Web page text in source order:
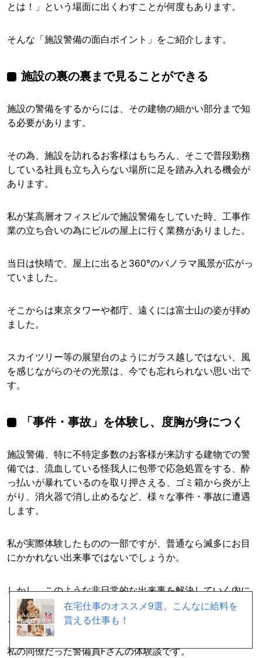
とは！」という場面に出くわすことが何度もあります。
そんな「施設警備の面白ポイント」をご紹介します。
施設の裏の裏まで見ることができる
施設の警備をするからには、その建物の細かい部分まで知
る必要があります。
その為、施設を訪れるお客様はもちろん、そこで普段勤務
している社員も立ち入らない場所に足を踏み入れる機会が
あります。
私が某高層オフィスビルで施設警備をしていた時、工事作
業の立ち合いの為にビルの屋上に行く業務がありました。
当日は快晴で、屋上に出ると360°のパノラマ風景が広がっ
ていました。
そこからは東京タワーや都庁、遠くには富士山の姿が拝め
ました。
スカイツリー等の展望台のようにガラス越しではない、風
を感じながらのその光景は、今でも忘れられない思い出で
す。
「事件・事故」を体験し、度胸が身につく
施設警備、特に不特定多数のお客様が来訪する建物での警
備では、流血している怪我人に包帯で応急処置をする、酔
っ払いが暴れているのを取り押さえる、ゴミ箱から炎が上
がり、消火器で消し止めるなど、様々な事件・事故に遭遇
します。
私が実際体験したものの一部ですが、普通なら滅多にお目
にかかれない出来事ではないでしょうか。
しかし、このような非日常的な出来事を解決していく内に
「何が起きても大丈夫」という度胸が自然と身についてき
ます。
私の同僚だった警備員Fさんの体験談です。
在宅仕事のオススメ9選。こんなに給料を
貰える仕事も！